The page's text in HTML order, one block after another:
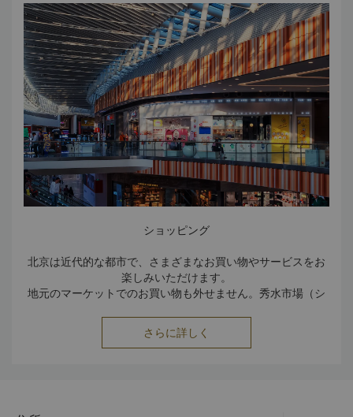
場、国家会議センター（CNCC）などのさまざまな施設が点
在します。
ショッピング
北京は近代的な都市で、さまざまなお買い物やサービスをお
楽しみいただけます。
地元のマーケットでのお買い物も外せません。秀水市場（シ
ト）、真珠市場（パールマーケット）では、アンティーク、
磁器、漆器、翡翠、カーペット、シルク、絵画、掛け軸、ク
さらに詳しく